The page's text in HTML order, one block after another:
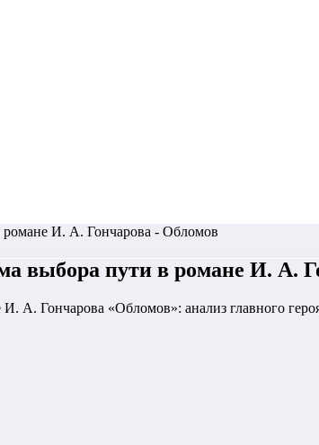
И. А. Гончарова - Обломов
выбора пути в романе И. А.
А. Гончарова «Обломов»: анализ главного